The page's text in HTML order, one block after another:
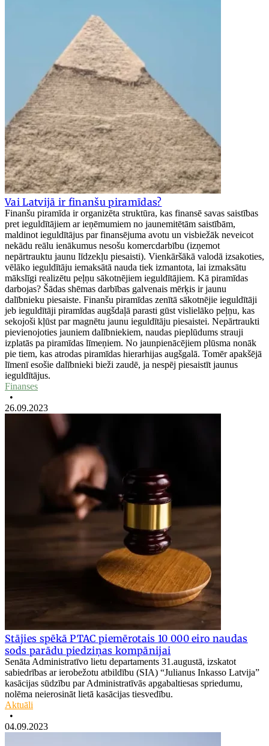
Vai Latvijā ir finanšu piramīdas?
Finanšu piramīda ir organizēta struktūra, kas finansē savas saistības
pret ieguldītājiem ar ieņēmumiem no jaunemitētām saistībām,
maldinot ieguldītājus par finansējuma avotu un visbiežāk neveicot
nekādu reālu ienākumus nesošu komercdarbību (izņemot
nepārtrauktu jaunu līdzekļu piesaisti). Vienkāršākā valodā izsakoties,
vēlāko ieguldītāju iemaksātā nauda tiek izmantota, lai izmaksātu
mākslīgi realizētu peļņu sākotnējiem ieguldītājiem. Kā piramīdas
darbojas? Šādas shēmas darbības galvenais mērķis ir jaunu
dalībnieku piesaiste. Finanšu piramīdas zenītā sākotnējie ieguldītāji
jeb ieguldītāji piramīdas augšdaļā parasti gūst vislielāko peļņu, kas
sekojoši kļūst par magnētu jaunu ieguldītāju piesaistei. Nepārtraukti
pievienojoties jauniem dalībniekiem, naudas pieplūdums strauji
izplatās pa piramīdas līmeņiem. No jaunpienācējiem plūsma nonāk
pie tiem, kas atrodas piramīdas hierarhijas augšgalā. Tomēr apakšējā
līmenī esošie dalībnieki bieži zaudē, ja nespēj piesaistīt jaunus
ieguldītājus.
Finanses
•
26.09.2023
Stājies spēkā PTAC piemērotais 10 000 eiro naudas
sods parādu piedziņas kompānijai
Senāta Administratīvo lietu departaments 31.augustā, izskatot
sabiedrības ar ierobežotu atbildību (SIA) “Julianus Inkasso Latvija”
kasācijas sūdzību par Administratīvās apgabaltiesas spriedumu,
nolēma neierosināt lietā kasācijas tiesvedību.
Aktuāli
•
04.09.2023